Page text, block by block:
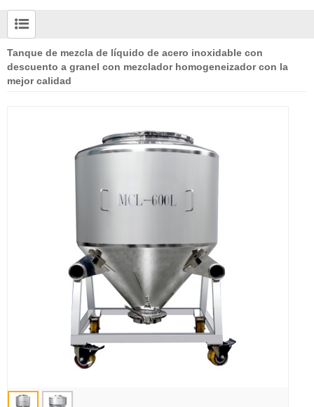
Tanque de mezcla de líquido de acero inoxidable con
descuento a granel con mezclador homogeneizador con la
mejor calidad